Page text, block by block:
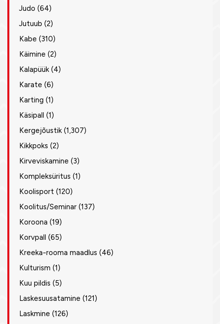
Judo (64)
Jutuub (2)
Kabe (310)
Käimine (2)
Kalapüük (4)
Karate (6)
Karting (1)
Käsipall (1)
Kergejõustik (1,307)
Kikkpoks (2)
Kirveviskamine (3)
Kompleksüritus (1)
Koolisport (120)
Koolitus/Seminar (137)
Koroona (19)
Korvpall (65)
Kreeka-rooma maadlus (46)
Kulturism (1)
Kuu pildis (5)
Laskesuusatamine (121)
Laskmine (126)